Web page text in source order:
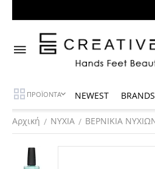
ΠΡΟΪΟΝΤΑ NEWEST BRANDS
Αρχική / ΝΥΧΙΑ / ΒΕΡΝΙΚΙΑ